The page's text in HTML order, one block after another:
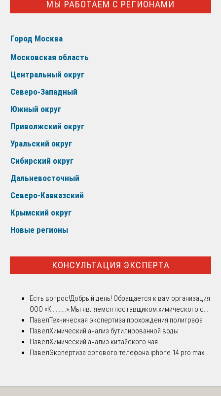
МЫ РАБОТАЕМ С РЕГИОНАМИ
Город Москва
Московская область
Центральный округ
Северо-Западный
Южный округ
Приволжский округ
Уральский округ
Сибирский округ
Дальневосточный
Северо-Кавказский
Крымский округ
Новые регионы
КОНСУЛЬТАЦИЯ ЭКСПЕРТА
Есть вопрос!Добрый день! Обращается к вам организация
ООО «К..........».Мы являемся поставщиком химического с...
ПавелТехническая экспертиза прохождения полиграфа
ПавелХимический анализ бутилированной воды
ПавелХимический анализ китайского чая
ПавелЭкспертиза сотового телефона iphone 14 pro max